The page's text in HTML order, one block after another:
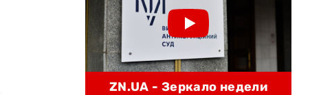
ZN.UA - Зеркало недели